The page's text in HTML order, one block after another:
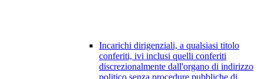
Incarichi dirigenziali, a qualsiasi titolo
conferiti, ivi inclusi quelli conferiti
discrezionalmente dall'organo di indirizzo